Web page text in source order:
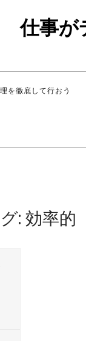
仕事が
を徹底して行おう
: 効率的